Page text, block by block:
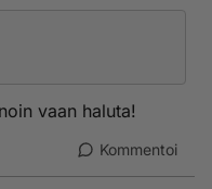
vaan haluta!
Kommentoi